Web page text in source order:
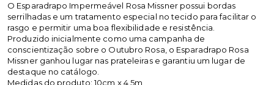
O Esparadrapo Impermeável Rosa Missner possui bordas
serrilhadas e um tratamento especial no tecido para facilitar o
rasgo e permitir uma boa flexibilidade e resistência.
Produzido inicialmente como uma campanha de
conscientização sobre o Outubro Rosa, o Esparadrapo Rosa
Missner ganhou lugar nas prateleiras e garantiu um lugar de
destaque no catálogo.
Medidas do produto: 10cm x 4,5m